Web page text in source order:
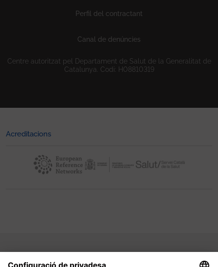
Perfil del contractant
Canal de denúncies
Centre autoritzat pel Departament de Salut de la Generalitat de
Catalunya. Codi: H08810319
Acreditacions